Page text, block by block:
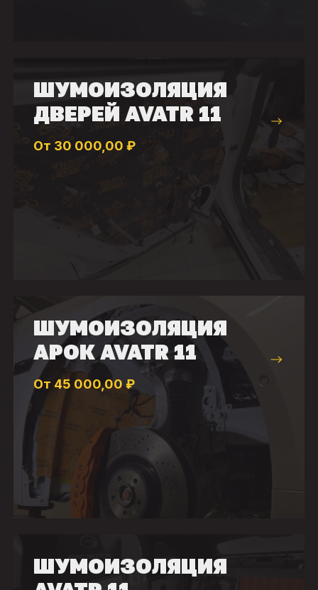
ШУМОИЗОЛЯЦИЯ
ДВЕРЕЙ AVATR 11
От 30 000,00 ₽
ШУМОИЗОЛЯЦИЯ
АРОК AVATR 11
От 45 000,00 ₽
ШУМОИЗОЛЯЦИЯ